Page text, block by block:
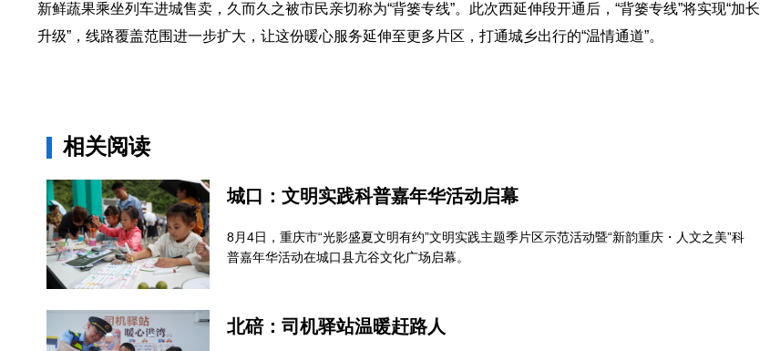
新鲜蔬果乘坐列车进城售卖，久而久之被市民亲切称为“背篓专线”。此次西延伸段开通后，“背篓专线”将实现“加长
升级”，线路覆盖范围进一步扩大，让这份暖心服务延伸至更多片区，打通城乡出行的“温情通道”。
相关阅读
城口：文明实践科普嘉年华活动启幕
8月4日，重庆市“光影盛夏文明有约”文明实践主题季片区示范活动暨“新韵重庆・人文之美”科
普嘉年华活动在城口县亢谷文化广场启幕。
北碚：司机驿站温暖赶路人